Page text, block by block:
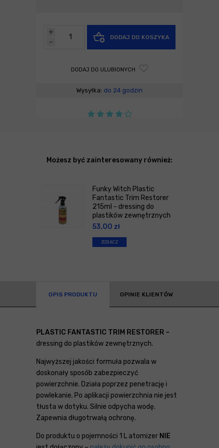
-
+
DODAJ DO KOSZYKA
DODAJ DO ULUBIONYCH
Wysyłka: do 24 godzin
Możesz być zainteresowany również:
Funky Witch Plastic
Fantastic Trim Restorer
215ml - dressing do
plastików zewnętrznych
53,00 zł
ZOBACZ
OPIS PRODUKTU OPINIE KLIENTÓW
PLASTIC FANTASTIC TRIM RESTORER –
dressing do plastików zewnętrznych.
Najwyższej jakości formuła pozwala w
doskonały sposób zabezpieczyć
powierzchnie. Działa poprzez penetrację i
powlekanie. Po aplikacji powierzchnia nie jest
tłusta w dotyku. Silnie odpycha wodę.
Zapewnia długotrwałą ochronę.
Do produktu o pojemności 1 L atomizer NIE